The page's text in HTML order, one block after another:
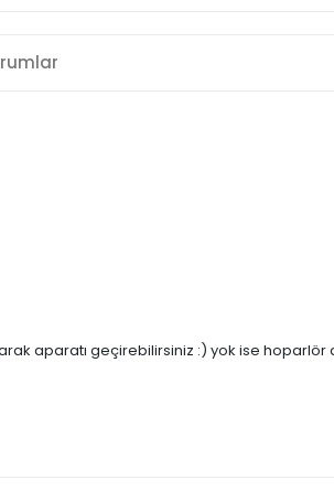
aparatı geçirebilirsiniz :) yok ise hoparlör